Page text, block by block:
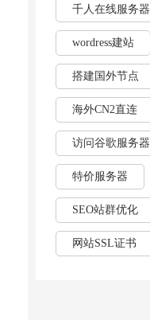
千人在线服务器
wordress建站
搭建国外节点
海外CN2直连
访问谷歌服务器
特价服务器
SEO站群优化
网站SSL证书